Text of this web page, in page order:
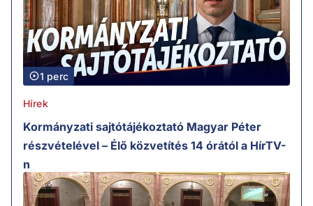
1 perc
Hírek
Kormányzati sajtótájékoztató Magyar Péter
részvételével – Élő közvetítés 14 órától a HírTV-
n